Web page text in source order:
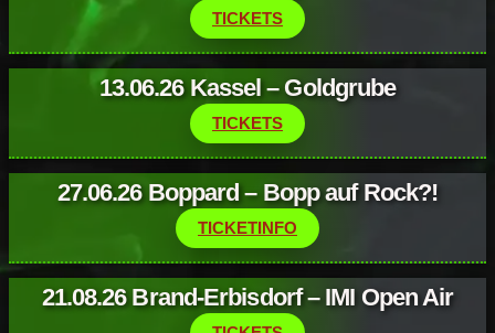
TICKETS
13.06.26 Kassel – Goldgrube
TICKETS
27.06.26 Boppard – Bopp auf Rock?!
TICKETINFO
21.08.26 Brand-Erbisdorf – IMI Open Air